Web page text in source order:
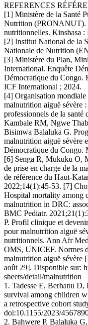
REFERENCES
[1] Ministère de la Santé
Nutrition (PRONANUT).
nutritionnelles. Kinshasa
[2] Institut National de la
Nationale de Nutrition
[3] Ministère du Plan,
International. Enquête
Démocratique du Congo.
ICF International ; 2024.
[4] Organisation mondiale
malnutrition aiguë sévère
professionnels de la
Kambale RM, Ngwe
Bisimwa Balaluka G.
malnutrition aiguë sévère
Démocratique du Congo.
[6] Senga R, Mukuku O,
de prise en charge de la
de référence du Haut-
2022;14(1):45-53. [7]
Hospital mortality among
malnutrition in DRC:
BMC Pediatr.
P. Profil clinique et
pour malnutrition aiguë
nutritionnels. Ann Afr
OMS, UNICEF. Normes
malnutrition aiguë sévère
août 29]. Disponible sur:
sheets/detail/malnutrition
1. Tadesse E, Berhanu
survival among children
a retrospective cohort
doi:10.1155/2023/
2. Bahwere P, Balaluka